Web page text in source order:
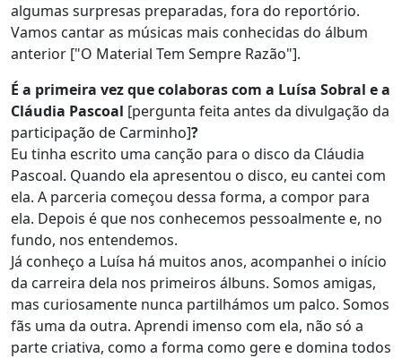
algumas surpresas preparadas, fora do reportório.
Vamos cantar as músicas mais conhecidas do álbum
anterior ["O Material Tem Sempre Razão"].
É a primeira vez que colaboras com a Luísa Sobral e a
Cláudia Pascoal [pergunta feita antes da divulgação da
participação de Carminho]?
Eu tinha escrito uma canção para o disco da Cláudia
Pascoal. Quando ela apresentou o disco, eu cantei com
ela. A parceria começou dessa forma, a compor para
ela. Depois é que nos conhecemos pessoalmente e, no
fundo, nos entendemos.
Já conheço a Luísa há muitos anos, acompanhei o início
da carreira dela nos primeiros álbuns. Somos amigas,
mas curiosamente nunca partilhámos um palco. Somos
fãs uma da outra. Aprendi imenso com ela, não só a
parte criativa, como a forma como gere e domina todos